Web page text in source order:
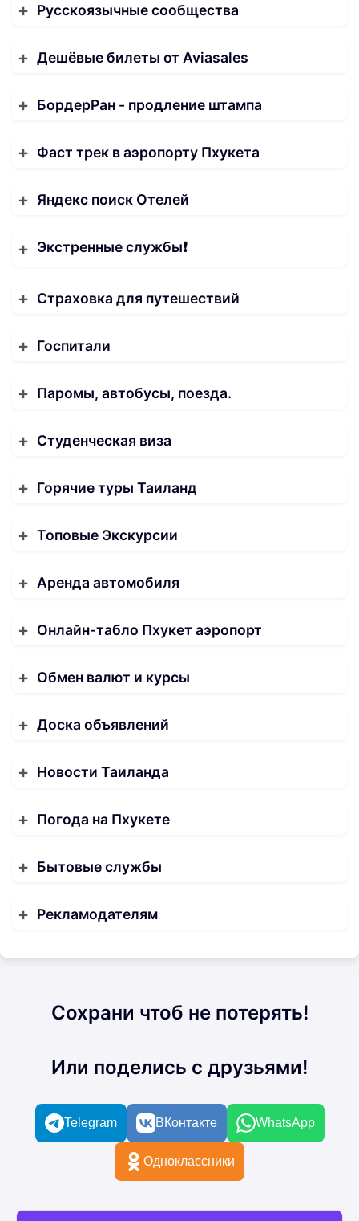
Русскоязычные сообщества
Дешёвые билеты от Aviasales
БордерРан - продление штампа
Фаст трек в аэропорту Пхукета
Яндекс поиск Отелей
Экстренные службы❗️
Страховка для путешествий
Госпитали
Паромы, автобусы, поезда.
Студенческая виза
Горячие туры Таиланд
Топовые Экскурсии
Аренда автомобиля
Онлайн-табло Пхукет аэропорт
Обмен валют и курсы
Доска объявлений
Новости Таиланда
Погода на Пхукете
Бытовые службы
Рекламодателям
Сохрани чтоб не потерять!
Или поделись с друзьями!
Telegram ВКонтакте WhatsApp
Одноклассники